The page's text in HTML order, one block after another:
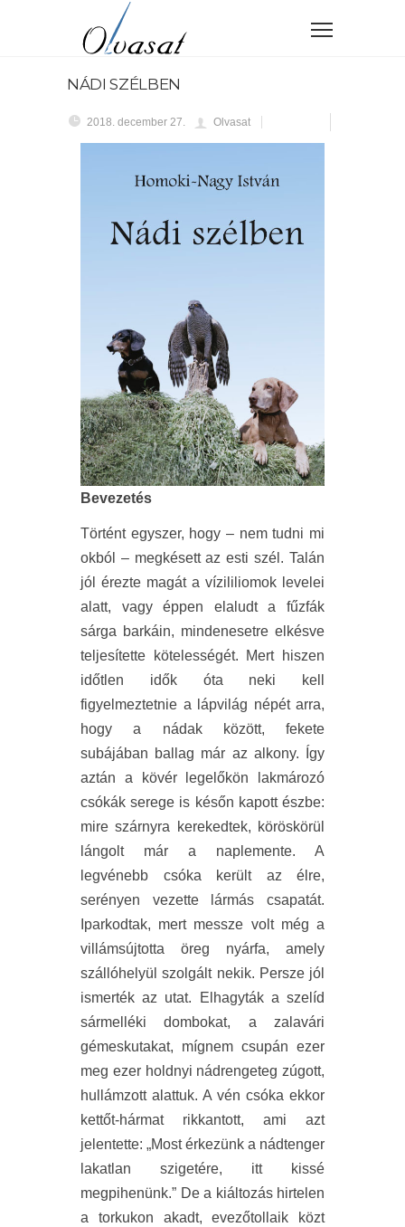
NÁDI SZÉLBEN
2018. december 27. Olvasat
Bevezetés
Történt egyszer, hogy – nem tudni mi
okból – megkésett az esti szél. Talán
jól érezte magát a vízililiomok levelei
alatt, vagy éppen elaludt a fűzfák
sárga barkáin, mindenesetre elkésve
teljesítette kötelességét. Mert hiszen
időtlen idők óta neki kell
figyelmeztetnie a lápvilág népét arra,
hogy a nádak között, fekete
subájában ballag már az alkony. Így
aztán a kövér legelőkön lakmározó
csókák serege is későn kapott észbe:
mire szárnyra kerekedtek, köröskörül
lángolt már a naplemente. A
legvénebb csóka került az élre,
serényen vezette lármás csapatát.
Iparkodtak, mert messze volt még a
villámsújtotta öreg nyárfa, amely
szállóhelyül szolgált nekik. Persze jól
ismerték az utat. Elhagyták a szelíd
sármelléki dombokat, a zalavári
gémeskutakat, mígnem csupán ezer
meg ezer holdnyi nádrengeteg zúgott,
hullámzott alattuk. A vén csóka ekkor
kettőt-hármat rikkantott, ami azt
jelentette: „Most érkezünk a nádtenger
lakatlan szigetére, itt kissé
megpihenünk.” De a kiáltozás hirtelen
a torkukon akadt, evezőtollaik közt